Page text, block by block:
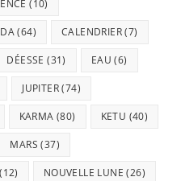
(10)
(64) CALENDRIER(7)
DÉESSE (31) EAU (6)
JUPITER(74)
KARMA (80) KETU (40)
MARS (37)
(12) NOUVELLE LUNE (26)